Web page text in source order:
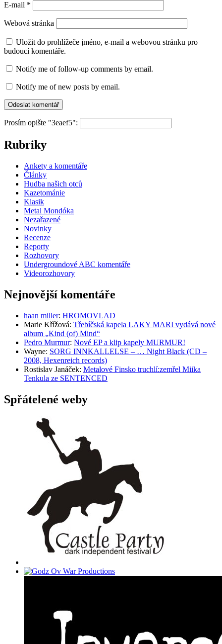
E-mail *
Webová stránka
Uložit do prohlížeče jméno, e-mail a webovou stránku pro
budoucí komentáře.
Notify me of follow-up comments by email.
Notify me of new posts by email.
Prosím opište "3eaef5":
Rubriky
Ankety a komentáře
Články
Hudba našich otců
Kazetománie
Klasik
Metal Mondóka
Nezařazené
Novinky
Recenze
Reporty
Rozhovory
Undergroundové ABC komentáře
Videorozhovory
Nejnovější komentáře
haan miller: HROMOVLAD
Marie Křížová: Třebíčská kapela LAKY MARI vydává nové
album „Kind (of) Mind“
Pedro Murmur: Nové EP a klip kapely MURMUR!
Wayne: SORG INNKALLELSE – … Night Black (CD –
2008, Hexenreich records)
Rostislav Janáček: Metalové Finsko truchlí:zemřel Miika
Tenkula ze SENTENCED
Spřátelené weby